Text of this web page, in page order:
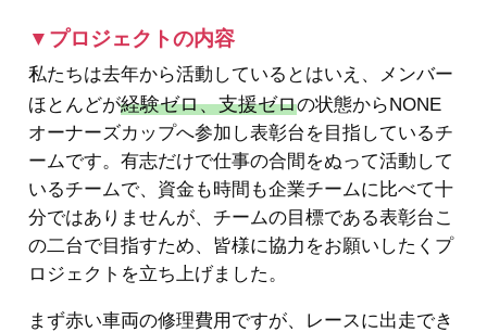
▼プロジェクトの内容
私たちは去年から活動しているとはいえ、メンバー
ほとんどが経験ゼロ、支援ゼロの状態からNONE
オーナーズカップへ参加し表彰台を目指しているチ
ームです。有志だけで仕事の合間をぬって活動して
いるチームで、資金も時間も企業チームに比べて十
分ではありませんが、チームの目標である表彰台こ
の二台で目指すため、皆様に協力をお願いしたくプ
ロジェクトを立ち上げました。
まず赤い車両の修理費用ですが、レースに出走でき